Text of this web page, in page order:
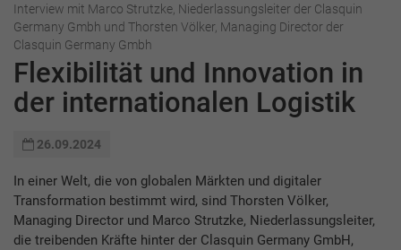
Interview mit Marco Strutzke, Niederlassungsleiter der Clasquin
Germany Gmbh und Thorsten Völker, Managing Director der
Clasquin Germany Gmbh
Flexibilität und Innovation in
der internationalen Logistik
26.09.2024
In einer Welt, die von globalen Märkten und digitaler
Transformation bestimmt wird, sind Thorsten Völker,
Managing Director und Marco Strutzke, Niederlassungsleiter,
die treibenden Kräfte hinter der Clasquin Germany GmbH,